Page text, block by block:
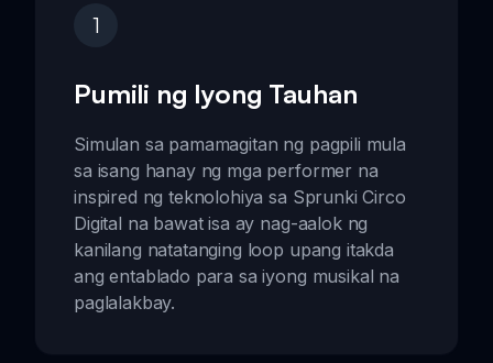
1
Pumili ng Iyong Tauhan
Simulan sa pamamagitan ng pagpili mula
sa isang hanay ng mga performer na
inspired ng teknolohiya sa Sprunki Circo
Digital na bawat isa ay nag-aalok ng
kanilang natatanging loop upang itakda
ang entablado para sa iyong musikal na
paglalakbay.